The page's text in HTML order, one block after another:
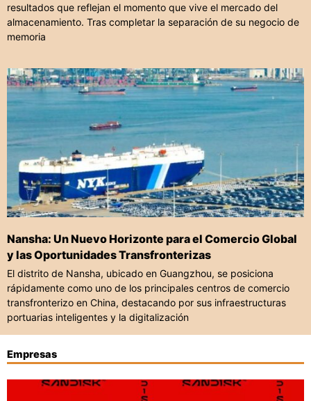
resultados que reflejan el momento que vive el mercado del
almacenamiento. Tras completar la separación de su negocio de
memoria
Nansha: Un Nuevo Horizonte para el Comercio Global
y las Oportunidades Transfronterizas
El distrito de Nansha, ubicado en Guangzhou, se posiciona
rápidamente como uno de los principales centros de comercio
transfronterizo en China, destacando por sus infraestructuras
portuarias inteligentes y la digitalización
Empresas